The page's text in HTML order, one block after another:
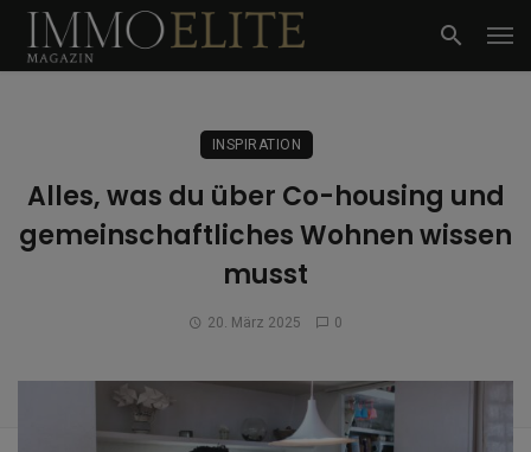
INSPIRATION
Alles, was du über Co-housing und
gemeinschaftliches Wohnen wissen
musst
20. März 2025 0